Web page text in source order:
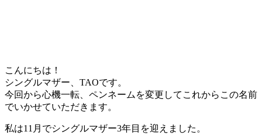
こんにちは！
シングルマザー、TAOです。
今回から心機一転、ペンネームを変更してこれからこの名前
でいかせていただきます。
私は11月でシングルマザー3年目を迎えました。